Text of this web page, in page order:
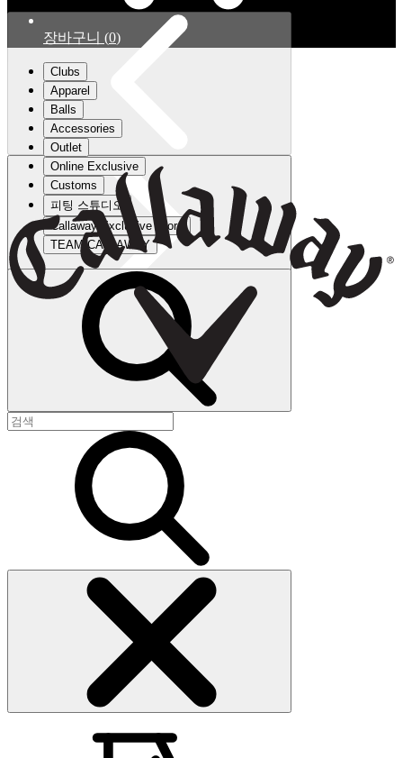
장바구니 (0)
Clubs
Apparel
Balls
Accessories
Outlet
Online Exclusive
Customs
피팅 스튜디오
Callaway Exclusive Store
TEAM CALLAWAY